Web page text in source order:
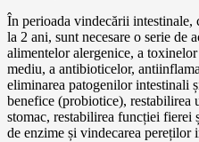
În perioada vindecării intestinale,
la 2 ani, sunt necesare o serie de
alimentelor alergenice, a
mediu, a antibioticelor,
eliminarea patogenilor intestinali
benefice (probiotice), restabilirea
stomac, restabilirea funcției
de enzime și vindecarea